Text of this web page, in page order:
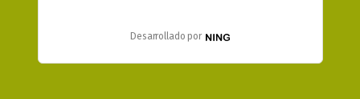
Desarrollado por